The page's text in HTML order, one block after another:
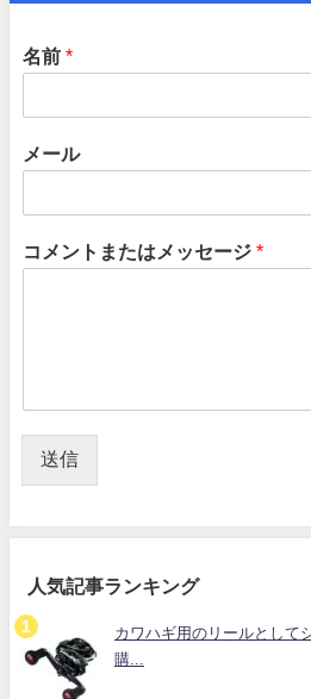
名前 *
メール
コメントまたはメッセージ *
送信
人気記事ランキング
カワハギ用のリールとして
購...